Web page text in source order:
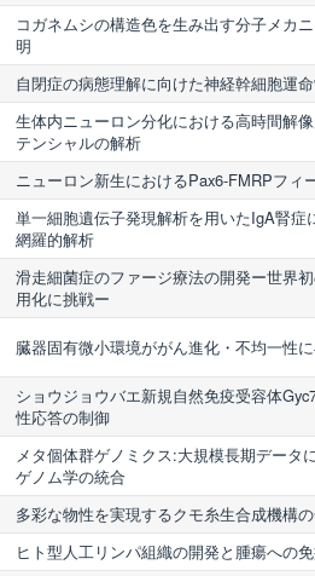
コガネムシの構造色を生み出す分子メカ
明
自閉症の病態理解に向けた神経幹細胞運
生体内ニューロン分化における高時間解
テンシャルの解析
ニューロン新生におけるPax6-FMRPフィ
単一細胞遺伝子発現解析を用いたIgA腎症
網羅的解析
滑走細菌症のファージ療法の開発ー世界
用化に挑戦ー
臓器固有微小環境ががん進化・不均一性
ショウジョウバエ新規自然免疫受容体
性応答の制御
メタ個体群ゲノミクス:大規模長期データ
ゲノム学の統合
多彩な物性を実現するクモ糸生合成機構
ヒト型人工リンパ組織の開発と腫瘍への